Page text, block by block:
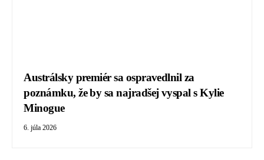
Austrálsky premiér sa ospravedlnil za
poznámku, že by sa najradšej vyspal s Kylie
Minogue
6. júla 2026